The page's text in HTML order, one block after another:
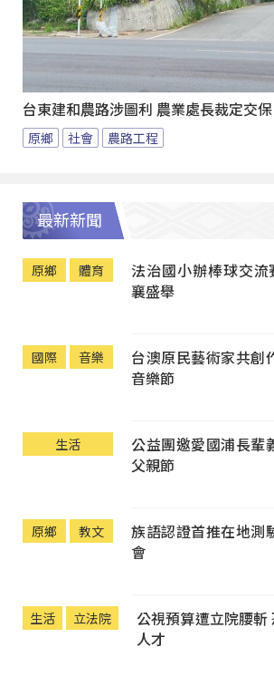
台東建和農路涉圖利 農業處長裁定交保
原鄉 社會 農路工程
最新新聞
原鄉 體育
法治國小辦棒球交
襄盛舉
國際 音樂
台澳原民藝術家共創
音樂節
生活
公益團邀愛國浦長輩
父親節
原鄉 教文
族語認證首推在地測
會
生活 立法院
公視預算遭立院腰
人才